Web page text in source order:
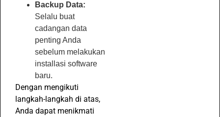
Backup Data:
Selalu buat
cadangan data
penting Anda
sebelum melakukan
installasi software
baru.
Dengan mengikuti
langkah-langkah di atas,
Anda dapat menikmati